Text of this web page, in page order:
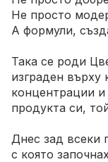
Не просто
А формули,
Така се роди
изграден върху
концентрации и
продукта си,
Днес зад всеки
с която